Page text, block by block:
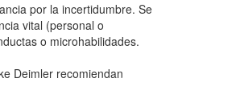
por la incertidumbre. Se
vital (personal o
o microhabilidades.
Deimler recomiendan